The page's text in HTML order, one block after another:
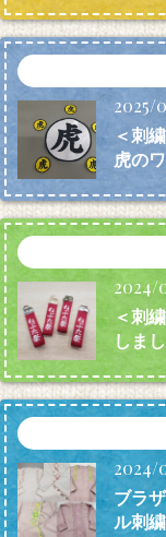
2025/
＜刺
虎の
2024/
＜刺
しま
2024/
ブラ
ル刺